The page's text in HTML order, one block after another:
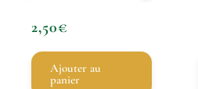
2,50€
Ajouter au
panier